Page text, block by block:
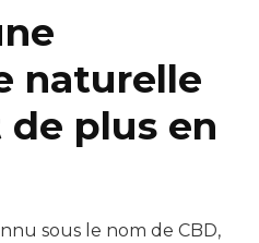
naturelle
plus en
sous le nom de CBD,